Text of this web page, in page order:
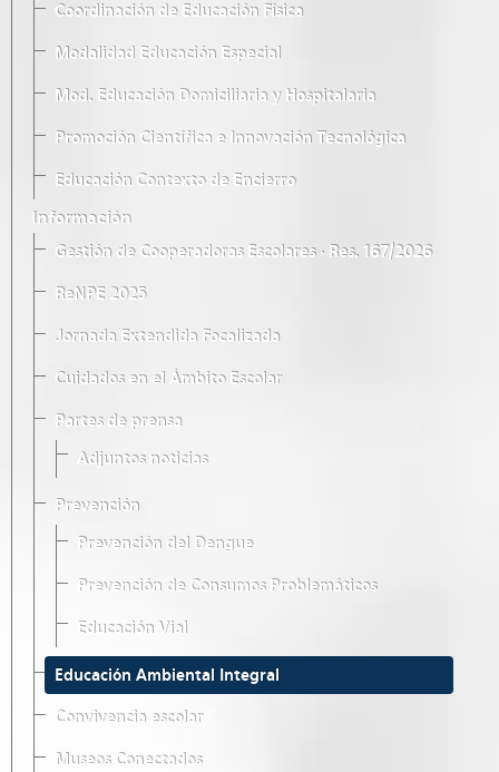
Coordinación de Educación Física
Modalidad Educación Especial
Mod. Educación Domiciliaria y Hospitalaria
Promoción Científica e Innovación Tecnológica
Educación Contexto de Encierro
Información
Gestión de Cooperadoras Escolares · Res. 167/2026
ReNPE 2025
Jornada Extendida Focalizada
Cuidados en el Ámbito Escolar
Partes de prensa
Adjuntos noticias
Prevención
Prevención del Dengue
Prevención de Consumos Problemáticos
Educación Vial
Educación Ambiental Integral
Convivencia escolar
Museos Conectados